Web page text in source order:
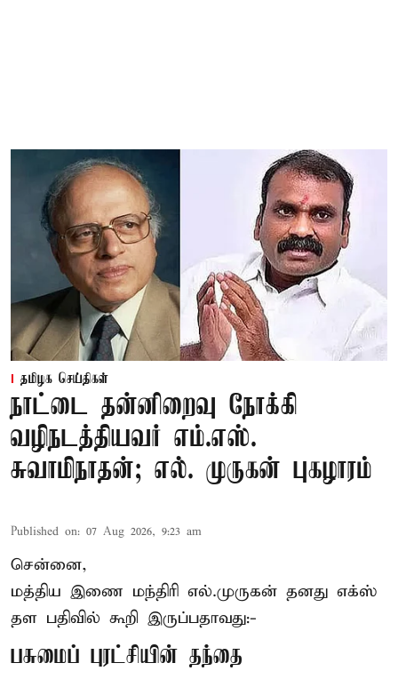
தமிழக செய்திகள்
நாட்டை தன்னிறைவு நோக்கி
வழிநடத்தியவர் எம்.எஸ்.
சுவாமிநாதன்; எல். முருகன் புகழாரம்
Published on: 07 Aug 2026, 9:23 am
சென்னை,
மத்திய இணை மந்திரி எல்.முருகன் தனது எக்ஸ்
தள பதிவில் கூறி இருப்பதாவது:-
பசுமைப் புரட்சியின் தந்தை